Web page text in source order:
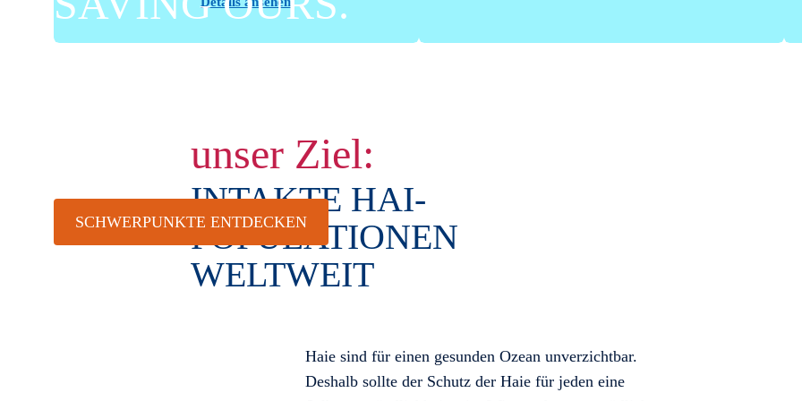
SCHWERPUNKTE ENTDECKEN
unser Ziel:
INTAKTE HAI­
POPULATIONEN
WELTWEIT
Haie sind für einen gesunden Ozean unverzichtbar.
Deshalb sollte der Schutz der Haie für jeden eine